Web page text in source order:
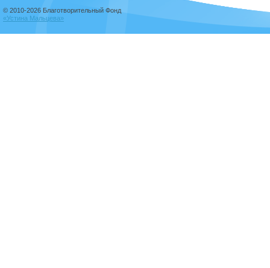
© 2010-2026 Благотворительный Фонд
«Устина Мальцева»